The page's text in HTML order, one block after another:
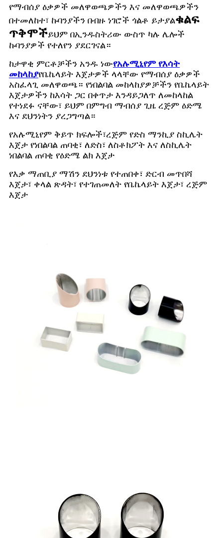
የማብሰያ ዕቃዎች መለዋወጫዎችን እና መለዋወጫዎችን
በተመለከተ፣ ኩባንያችን በብዙ ነገሮች ጎልቶ ይታያልቁልፍ
ጥቅሞችይህም በኢንዱስትሪው ውስጥ ካሉ ሌሎች
ኩባንያዎች የተለየን ያደርገናል።
ከታዋቂ ምርቶቻችን አንዱ ነውየአሉሚኒየም የእሳት
መከላከያየቤኬላይት እጀታዎች ላላቸው የማብሰያ ዕቃዎች
አስፈላጊ መለዋወጫ። የነበልባል መከላከያዎቻችን የቤኬላይት
እጀታዎችን ከእሳት ጋር በቀጥታ እንዳይጋለጥ ለመከላከል
የተነደፉ ናቸው፣ ይህም በምግብ ማብሰያ ጊዜ ረጅም ዕድሜ
እና ደህንነትን ያረጋግጣል።
የአሉሚኒየም ቅይጥ ክፍሎች፣ረጅም የድስ ማንኪያ ስኪሌት
እጀታ የነበልባል ጠባቂ፣ ለድስ፣ ለስቶክፖት እና ለስኪሌት
ነበልባል ጠባቂ የዕድሜ ልክ እጀታ
የእቃ ማጠቢያ ማሽን ደህንነቱ የተጠበቀ፣ ድርብ መጥበሻ
እጀታ፣ ቀላል ጽዳት፣ የተገጠመለት የቤኬላይት እጀታ፣ ረጅም
እጀታ